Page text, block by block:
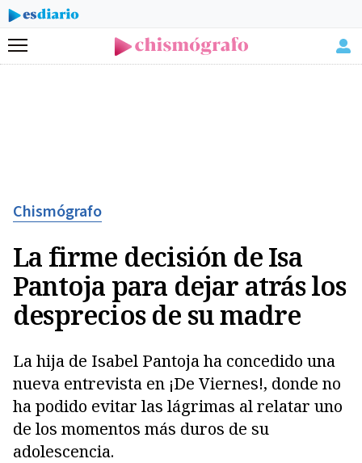
Menú
Chismógrafo
La firme decisión de Isa
Pantoja para dejar atrás los
desprecios de su madre
La hija de Isabel Pantoja ha concedido una
nueva entrevista en ¡De Viernes!, donde no
ha podido evitar las lágrimas al relatar uno
de los momentos más duros de su
adolescencia.